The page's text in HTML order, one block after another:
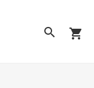
search shopping_cart